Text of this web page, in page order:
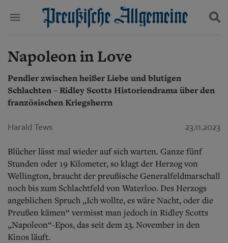
Start
Wer wir sind
Aktuelle Ausgabe
Politik
Kultur
Wirtschaft
Panorama
Gesellschaft
Leben
Berlin-Brandenburg
Schlesien
Danzig und Westpreußen
Bücher
Suchen und finden
Napoleon in Love
Pendler zwischen heißer Liebe und blutigen
Schlachten – Ridley Scotts Historiendrama über den
französischen Kriegsherrn
Harald Tews 23.11.2023
Blücher lässt mal wieder auf sich warten. Ganze fünf
Stunden oder 19 Kilometer, so klagt der Herzog von
Wellington, braucht der preußische Generalfeldmarschall
noch bis zum Schlachtfeld von Waterloo. Des Herzogs
angeblichen Spruch „Ich wollte, es wäre Nacht, oder die
Preußen kämen“ vermisst man jedoch in Ridley Scotts
„Napoleon“-Epos, das seit dem 23. November in den
Kinos läuft.